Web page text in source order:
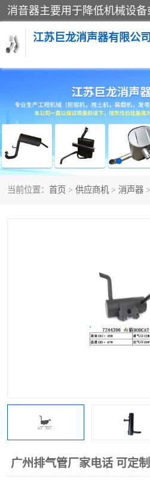
江苏巨龙消声器有限公司
当前位置： 首页 > 供应商机 > 消声器
广州排气管厂家电话 可定制
消声器